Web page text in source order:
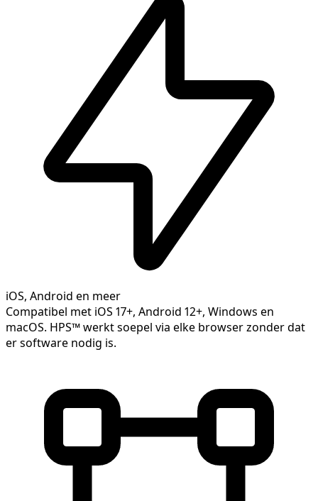
iOS, Android en meer
Compatibel met iOS 17+, Android 12+, Windows en
macOS. HPS™ werkt soepel via elke browser zonder dat
er software nodig is.